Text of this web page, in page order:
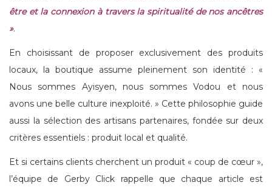
être et la connexion à travers la spiritualité de nos ancêtres
».
En choisissant de proposer exclusivement des produits
locaux, la boutique assume pleinement son identité : «
Nous sommes Ayisyen, nous sommes Vodou et nous
avons une belle culture inexploité. » Cette philosophie guide
aussi la sélection des artisans partenaires, fondée sur deux
critères essentiels : produit local et qualité.
Et si certains clients cherchent un produit « coup de cœur »,
l’équipe de Gerby Click rappelle que chaque article est